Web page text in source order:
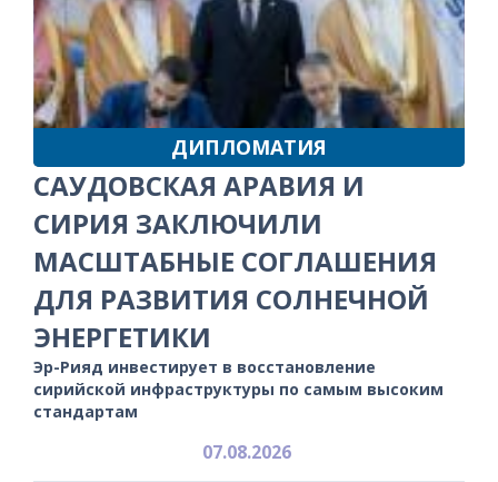
ДИПЛОМАТИЯ
САУДОВСКАЯ АРАВИЯ И
СИРИЯ ЗАКЛЮЧИЛИ
МАСШТАБНЫЕ СОГЛАШЕНИЯ
ДЛЯ РАЗВИТИЯ СОЛНЕЧНОЙ
ЭНЕРГЕТИКИ
Эр-Рияд инвестирует в восстановление
сирийской инфраструктуры по самым высоким
стандартам
07.08.2026